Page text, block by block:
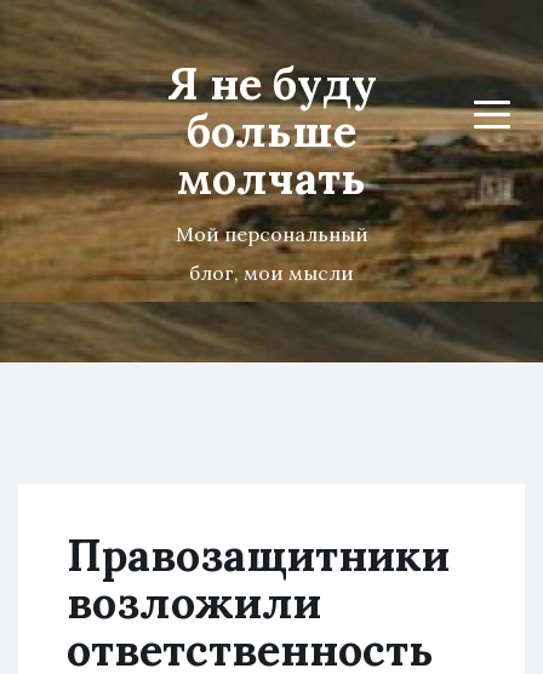
Я не буду
больше
молчать
Мой персональный
блог, мои мысли
Menu
Правозащитники
возложили
ответственность